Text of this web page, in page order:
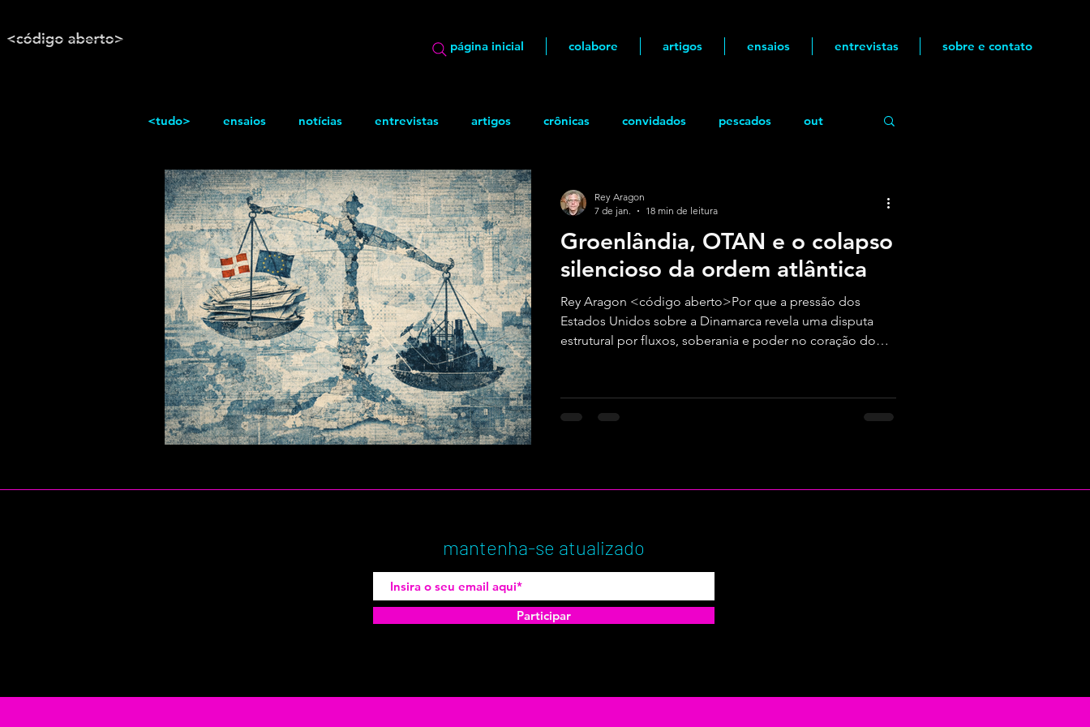
página inicial colabore artigos ensaios entrevistas sobre e contato
<tudo> ensaios notícias entrevistas artigos crônicas convidados pescados out
reportagem Texto / Reflexão geek Quadrinhos
Groenlândia, OTAN e o colapso
silencioso da ordem atlântica
Rey Aragon <código aberto>Por que a pressão dos
Estados Unidos sobre a Dinamarca revela uma disputa
estrutural por fluxos, soberania e poder no coração do
Rey Aragon
7 de jan.
18 min de leitura
mantenha-se atualizado
Participar